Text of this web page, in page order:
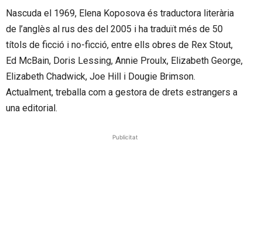
Nascuda el 1969, Elena Koposova és traductora literària
de l’anglès al rus des del 2005 i ha traduït més de 50
títols de ficció i no-ficció, entre ells obres de Rex Stout,
Ed McBain, Doris Lessing, Annie Proulx, Elizabeth George,
Elizabeth Chadwick, Joe Hill i Dougie Brimson.
Actualment, treballa com a gestora de drets estrangers a
una editorial.
Publicitat